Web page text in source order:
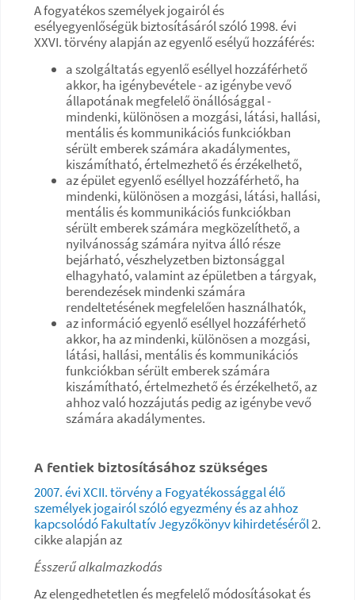
A fogyatékos személyek jogairól és
esélyegyenlőségük biztosításáról szóló 1998. évi
XXVI. törvény alapján az egyenlő esélyű hozzáférés:
a szolgáltatás egyenlő eséllyel hozzáférhető
akkor, ha igénybevétele - az igénybe vevő
állapotának megfelelő önállósággal -
mindenki, különösen a mozgási, látási, hallási,
mentális és kommunikációs funkciókban
sérült emberek számára akadálymentes,
kiszámítható, értelmezhető és érzékelhető,
az épület egyenlő eséllyel hozzáférhető, ha
mindenki, különösen a mozgási, látási, hallási,
mentális és kommunikációs funkciókban
sérült emberek számára megközelíthető, a
nyilvánosság számára nyitva álló része
bejárható, vészhelyzetben biztonsággal
elhagyható, valamint az épületben a tárgyak,
berendezések mindenki számára
rendeltetésének megfelelően használhatók,
az információ egyenlő eséllyel hozzáférhető
akkor, ha az mindenki, különösen a mozgási,
látási, hallási, mentális és kommunikációs
funkciókban sérült emberek számára
kiszámítható, értelmezhető és érzékelhető, az
ahhoz való hozzájutás pedig az igénybe vevő
számára akadálymentes.
A fentiek biztosításához szükséges
2007. évi XCII. törvény a Fogyatékossággal élő
személyek jogairól szóló egyezmény és az ahhoz
kapcsolódó Fakultatív Jegyzőkönyv kihirdetéséről2.
cikke alapján az
Ésszerű alkalmazkodás
Az elengedhetetlen és megfelelő módosításokat és